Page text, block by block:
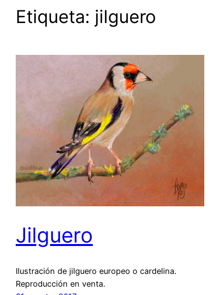
Etiqueta: jilguero
Jilguero
Ilustración de jilguero europeo o cardelina.​
Reproducción en venta.